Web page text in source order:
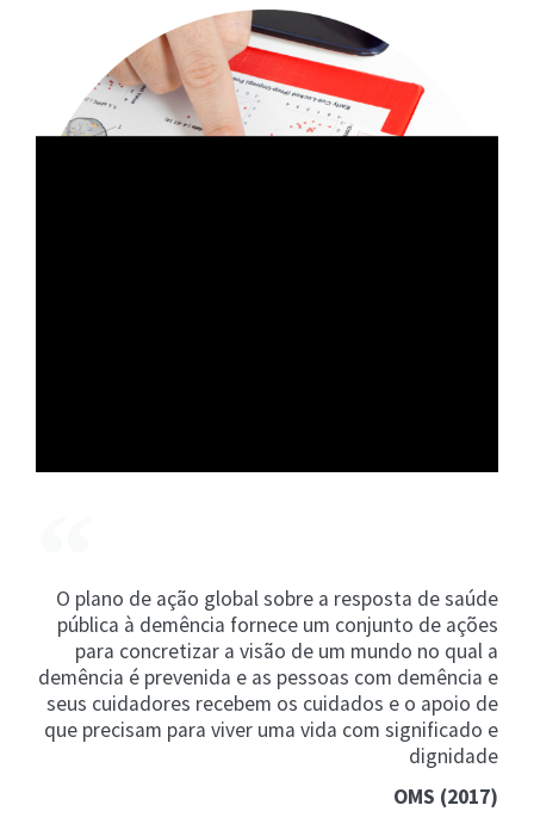
O plano de ação global sobre a resposta de saúde
pública à demência fornece um conjunto de ações
para concretizar a visão de um mundo no qual a
demência é prevenida e as pessoas com demência e
seus cuidadores recebem os cuidados e o apoio de
que precisam para viver uma vida com significado e
dignidade
OMS (2017)